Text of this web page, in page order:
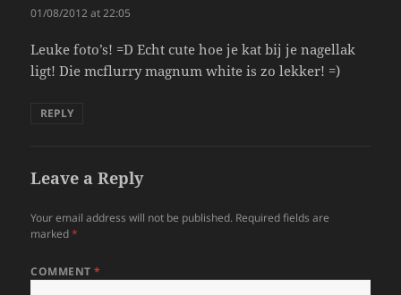
01/08/2012 at 22:05
Leuke foto’s! =D Echt cute hoe je kat bij je nagellak
ligt! Die mcflurry magnum white is zo lekker! =)
REPLY
Leave a Reply
Your email address will not be published. Required fields are
marked*
COMMENT*